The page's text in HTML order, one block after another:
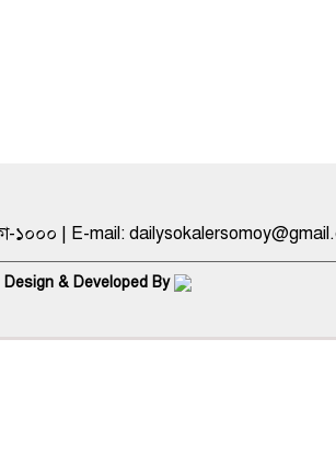
১০০০ | E-mail:
Design & Developed By